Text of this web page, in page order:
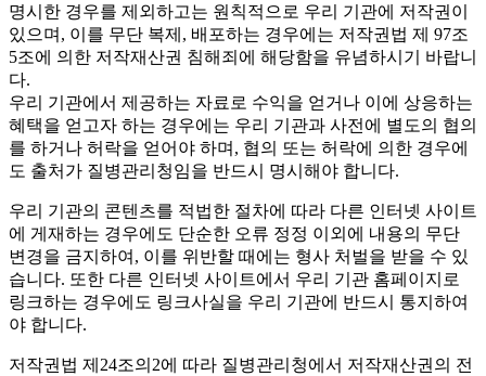
명시한 경우를 제외하고는 원칙적으로 우리 기관에 저작권이
있으며, 이를 무단 복제, 배포하는 경우에는 저작권법 제 97조
5조에 의한 저작재산권 침해죄에 해당함을 유념하시기 바랍니
다.
우리 기관에서 제공하는 자료로 수익을 얻거나 이에 상응하는
혜택을 얻고자 하는 경우에는 우리 기관과 사전에 별도의 협의
를 하거나 허락을 얻어야 하며, 협의 또는 허락에 의한 경우에
도 출처가 질병관리청임을 반드시 명시해야 합니다.
우리 기관의 콘텐츠를 적법한 절차에 따라 다른 인터넷 사이트
에 게재하는 경우에도 단순한 오류 정정 이외에 내용의 무단
변경을 금지하여, 이를 위반할 때에는 형사 처벌을 받을 수 있
습니다. 또한 다른 인터넷 사이트에서 우리 기관 홈페이지로
링크하는 경우에도 링크사실을 우리 기관에 반드시 통지하여
야 합니다.
저작권법 제24조의2에 따라 질병관리청에서 저작재산권의 전